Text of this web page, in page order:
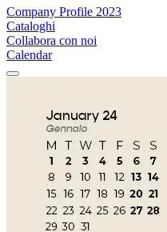
Company Profile 2023
Cataloghi
Collabora con noi
Calendar